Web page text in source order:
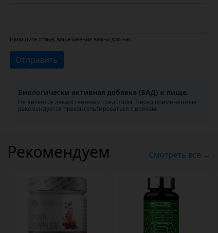
Напишите отзыв, ваше мнение важно для нас.
Отправить
Биологически активная добавка (БАД) к пище.
Не является лекарственным средством. Перед применением
рекомендуется проконсультироваться с врачом.
Рекомендуем Смотреть все →